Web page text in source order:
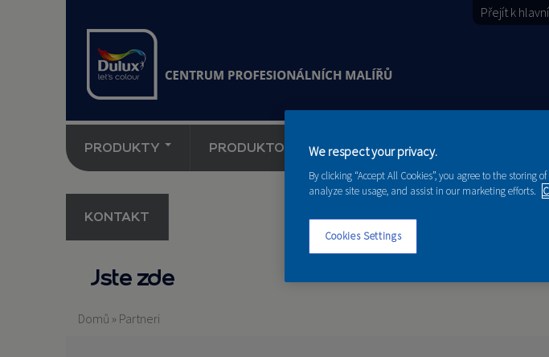
Přejít k
PRODUKTY PRODUKTOVÉ NOVINKY PORADENSTVÍ
KONTAKT
Jste zde
Domů » Partneri
We respect your privacy.
By clicking “Accept All Cookies”, you agree to the storing
analyze site usage, and assist in our marketing efforts.
Cookies Settings